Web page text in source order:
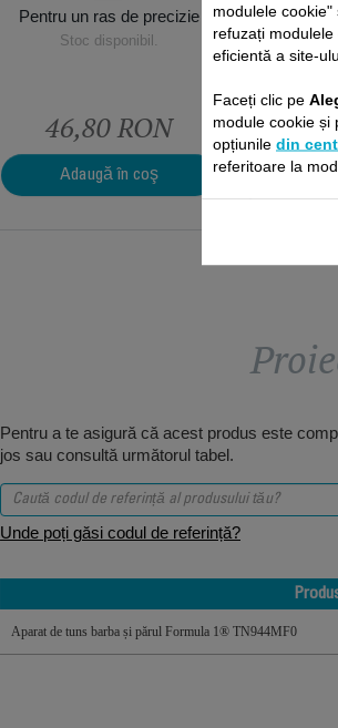
Pentru un ras de precizie
Stoc disponibil.
46,80 RON
Adaugă în coş
Pentru a te asigură că acest produs este
jos sau consultă următorul tabel.
Unde poți găsi codul de referință?
Aparat de tuns barba și părul Formula 1® TN944MF0
modulele
refuzați
eficientă a site-
Faceți clic pe
module cookie și
opțiunile din
referitoare la